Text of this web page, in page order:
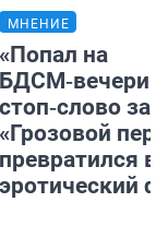
МНЕНИЕ
«Попал на
стоп‑слово
«Грозовой
превратился в
эротический